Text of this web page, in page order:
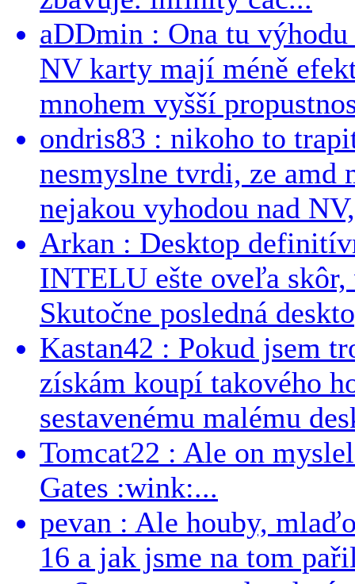
aDDmin : Ona tu
NV karty mají méně
mnohem vyšší
ondris83 : nikoho to
nesmyslne tvrdi, ze
nejakou vyhodou nad
Arkan : Desktop
INTELU ešte oveľa
Skutočne posledná
Kastan42 : Pokud jsem
získám koupí takového
sestavenému malému
Tomcat22 : Ale on
Gates :wink:...
pevan : Ale houby,
16 a jak jsme na tom